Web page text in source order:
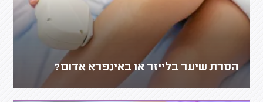
הסרת שיער בלייזר או באינפרא אדום?